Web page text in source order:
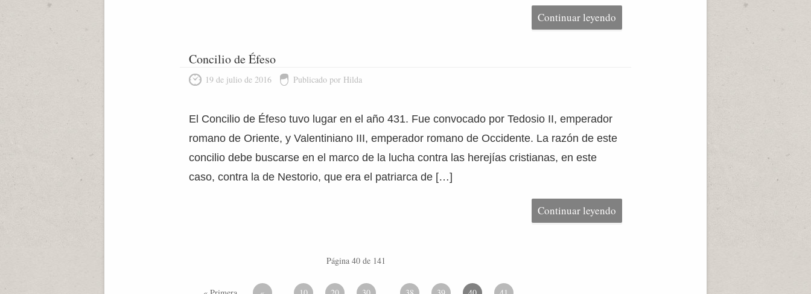
Continuar leyendo
Concilio de Éfeso
19 de julio de 2016 Publicado por Hilda
El Concilio de Éfeso tuvo lugar en el año 431. Fue convocado por Tedosio II, emperador
romano de Oriente, y Valentiniano III, emperador romano de Occidente. La razón de este
concilio debe buscarse en el marco de la lucha contra las herejías cristianas, en este
caso, contra la de Nestorio, que era el patriarca de […]
Continuar leyendo
Página 40 de 141